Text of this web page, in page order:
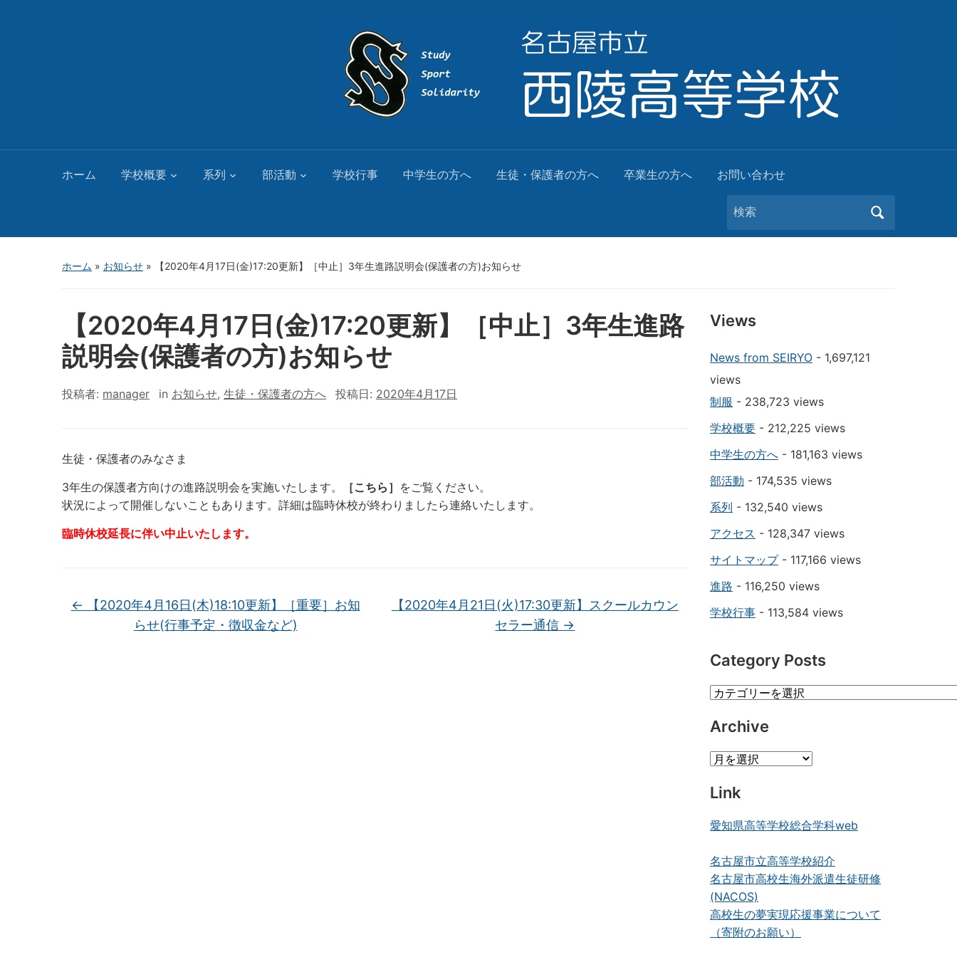
ホーム 学校概要 系列 部活動 学校行事 中学生の方へ 生徒・保護者の方へ 卒業生の方へ お問い合わせ
Search
for:
ホーム » お知らせ » 【2020年4月17日(金)17:20更新】［中止］3年生進路説明会(保護者の方)お知らせ
【2020年4月17日(金)17:20更新】［中止］3年生進路
説明会(保護者の方)お知らせ
投稿者: manager in お知らせ, 生徒・保護者の方へ 投稿日: 2020年4月17日
生徒・保護者のみなさま
3年生の保護者方向けの進路説明会を実施いたします。
［こちら］ をご覧ください。
状況によって開催しないこともあります。詳細は臨時休校が終わりましたら連絡いたします。
臨時休校延長に伴い中止いたします。
← 【2020年4月16日(木)18:10更新】［重要］お知
らせ(行事予定・徴収金など)
【2020年4月21日(火)17:30更新】スクールカウン
セラー通信 →
Views
News from SEIRYO - 1,697,121
views
制服 - 238,723 views
学校概要 - 212,225 views
中学生の方へ - 181,163 views
部活動 - 174,535 views
系列 - 132,540 views
アクセス - 128,347 views
サイトマップ- 117,166 views
進路 - 116,250 views
学校行事 - 113,584 views
Category Posts
Category
Archive
Archive
Link
愛知県高等学校総合学科web
名古屋市立高等学校紹介
名古屋市高校生海外派遣生徒研修
(NACOS)
高校生の夢実現応援事業について
（寄附のお願い）